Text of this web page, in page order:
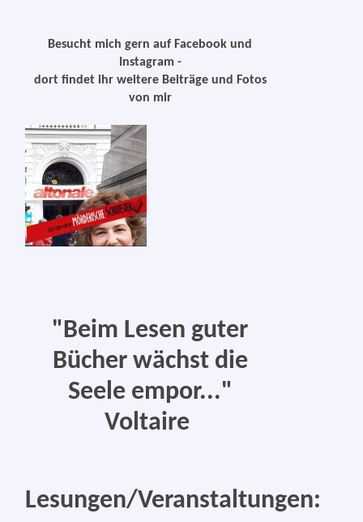
Besucht mich gern auf Facebook und
Instagram -
dort findet ihr weitere Beiträge und Fotos
von mir
"Beim Lesen guter
Bücher wächst die
Seele empor..."
Voltaire
Lesungen/Veranstaltungen: